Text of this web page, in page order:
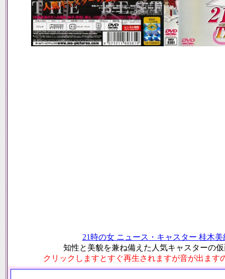
21時の女 ニュース・キャスター 桂木美
知性と美貌を兼ね備えた人気キャスターの
クリックしますとすぐ再生されますが音が出ます